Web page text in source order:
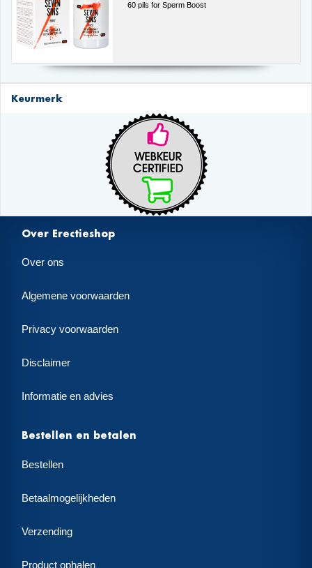
60 pils for Sperm Boost
Keurmerk
Over Erectieshop
Over ons
Algemene voorwaarden
Privacy voorwaarden
Disclaimer
Informatie en advies
Bestellen en betalen
Bestellen
Betaalmogelijkheden
Verzending
Product ophalen